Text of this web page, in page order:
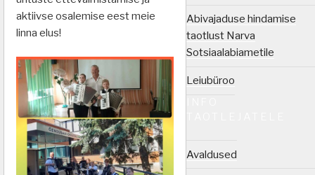
aktiivse osalemise eest meie
linna elus!
Abivajaduse hindamise
taotlust Narva
Sotsiaalabiametile
Leiubüroo
Avaldused